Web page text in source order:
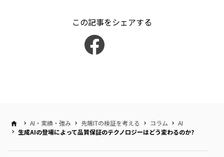
この記事をシェアする
AI・実績・強み 先端ITの検証を考える コラム
AI
生成AIの登場によって品質保証のテクノロジーはどう変わるのか?